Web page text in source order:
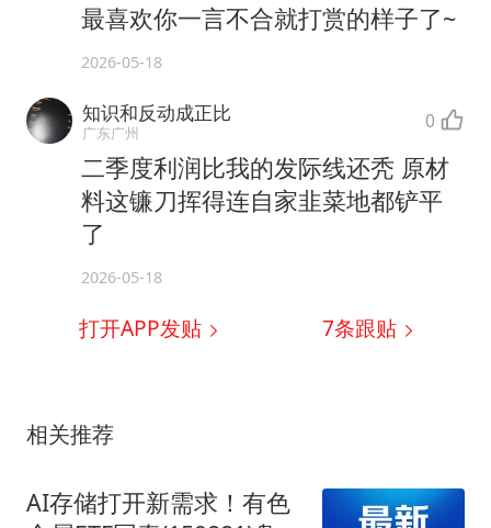
最喜欢你一言不合就打赏的样子了~
2026-05-18
知识和反动成正比
广东广州 0
二季度利润比我的发际线还秃 原材
料这镰刀挥得连自家韭菜地都铲平
了
2026-05-18
打开APP发贴 7条跟贴
相关推荐
AI存储打开新需求！有色